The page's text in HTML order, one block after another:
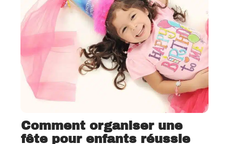
Comment organiser une
fête pour enfants réussie